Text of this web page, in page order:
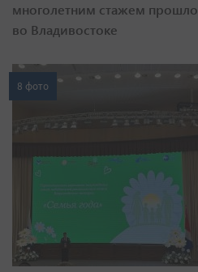
многолетним стажем прошло
во Владивостоке
8 фото